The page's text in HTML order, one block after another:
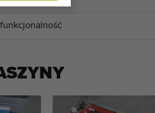
funkcjonalność